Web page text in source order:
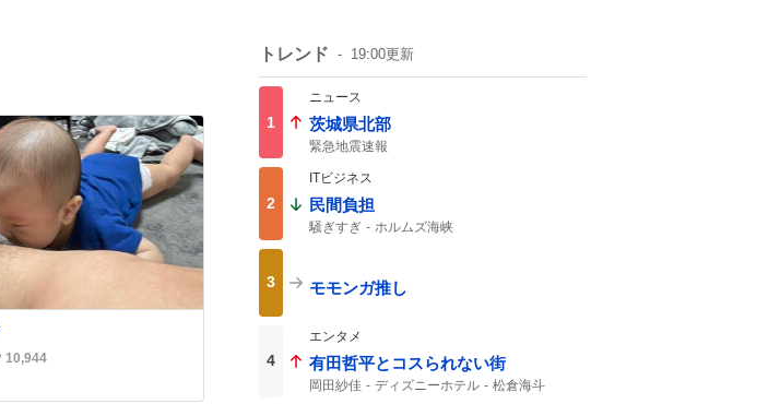
10,944
トレンド 19:00更新
1
ニュース
茨城県北部
緊急地震速報
2
ITビジネス
民間負担
騒ぎすぎ ホルムズ海峡
3 モモンガ推し
4
エンタメ
有田哲平とコスられない街
岡田紗佳 ディズニーホテル 松倉海斗